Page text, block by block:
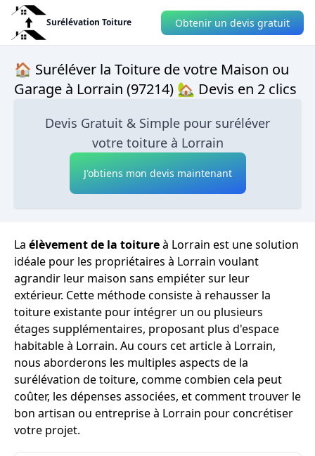
Surélévation Toiture Obtenir un devis gratuit
🏠 Suréléver la Toiture de votre Maison ou
Garage à Lorrain (97214) 🏡 Devis en 2 clics
Devis Gratuit & Simple pour suréléver
votre toiture à Lorrain
J'obtiens mon devis maintenant
La élèvement de la toitureà Lorrain est une solution
idéale pour les propriétaires à Lorrain voulant
agrandir leur maison sans empiéter sur leur
extérieur. Cette méthode consiste à rehausser la
toiture existante pour intégrer un ou plusieurs
étages supplémentaires, proposant plus d'espace
habitable à Lorrain. Au cours cet article à Lorrain,
nous aborderons les multiples aspects de la
surélévation de toiture, comme combien cela peut
coûter, les dépenses associées, et comment trouver le
bon artisan ou entreprise à Lorrain pour concrétiser
votre projet.